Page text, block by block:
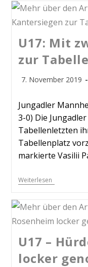
U17: Mit
zur
7. November 2019
Jungadler
3-0) Die
Tabellenletzten
Tabellenplatz
markierte Vasilii
Weiterlesen
U17 –
locker